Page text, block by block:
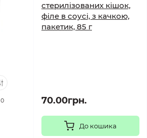
0
стерилізованих кішок,
філе в соусі, з качкою,
пакетик, 85 г
70.00грн.
До кошика